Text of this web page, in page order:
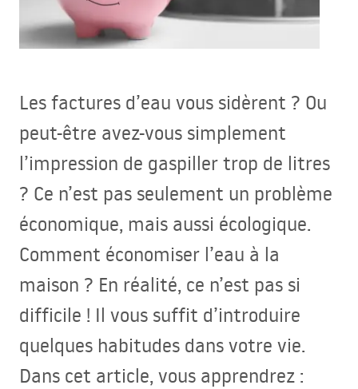
Les factures d’eau vous sidèrent ? Ou
peut-être avez-vous simplement
l’impression de gaspiller trop de litres
? Ce n’est pas seulement un problème
économique, mais aussi écologique.
Comment économiser l’eau à la
maison ? En réalité, ce n’est pas si
difficile ! Il vous suffit d’introduire
quelques habitudes dans votre vie.
Dans cet article, vous apprendrez :